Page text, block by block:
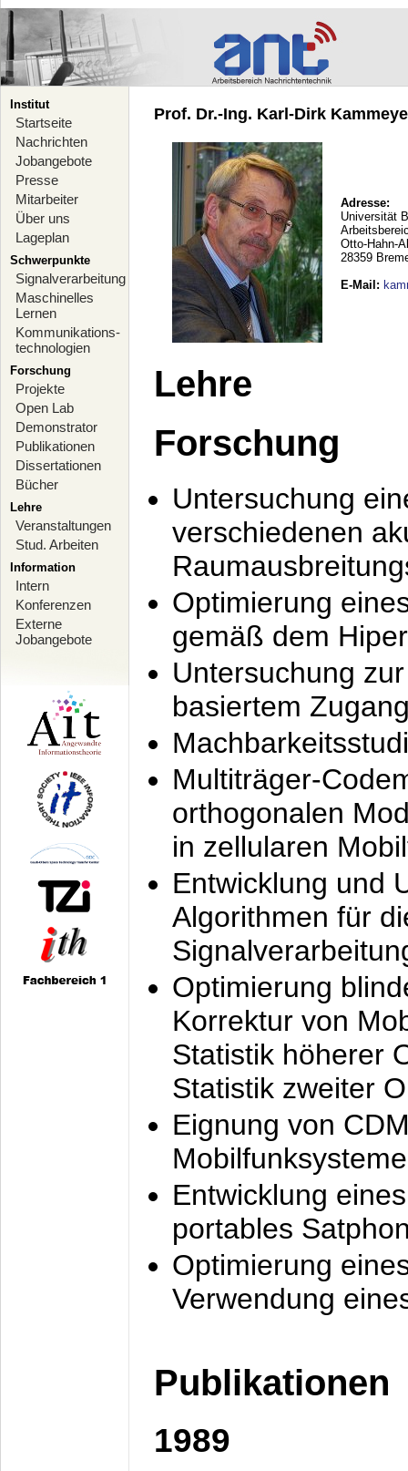
Institut
Startseite
Nachrichten
Jobangebote
Presse
Mitarbeiter
Über uns
Lageplan
Schwerpunkte
Signalverarbeitung
Maschinelles
Lernen
Kommunikations-
technologien
Forschung
Projekte
Open Lab
Demonstrator
Publikationen
Dissertationen
Bücher
Lehre
Veranstaltungen
Stud. Arbeiten
Information
Intern
Konferenzen
Externe
Jobangebote
Prof. Dr.-Ing. Karl-Dirk
Adresse:
Universität
Otto-Hahn-
28359
E-Mail :
Lehre
Forschung
Untersuchung
verschiedenen
Optimierung
gemäß dem
Untersuchung
basiertem
Multiträger-
orthogonalen
in zellularen
Entwicklung und
Algorithmen für
Optimierung
Korrektur von
Statistik höherer
Statistik zweiter
Eignung von
Mobilfunksysteme
Entwicklung
portables
Optimierung
Verwendung
Publikationen
1989